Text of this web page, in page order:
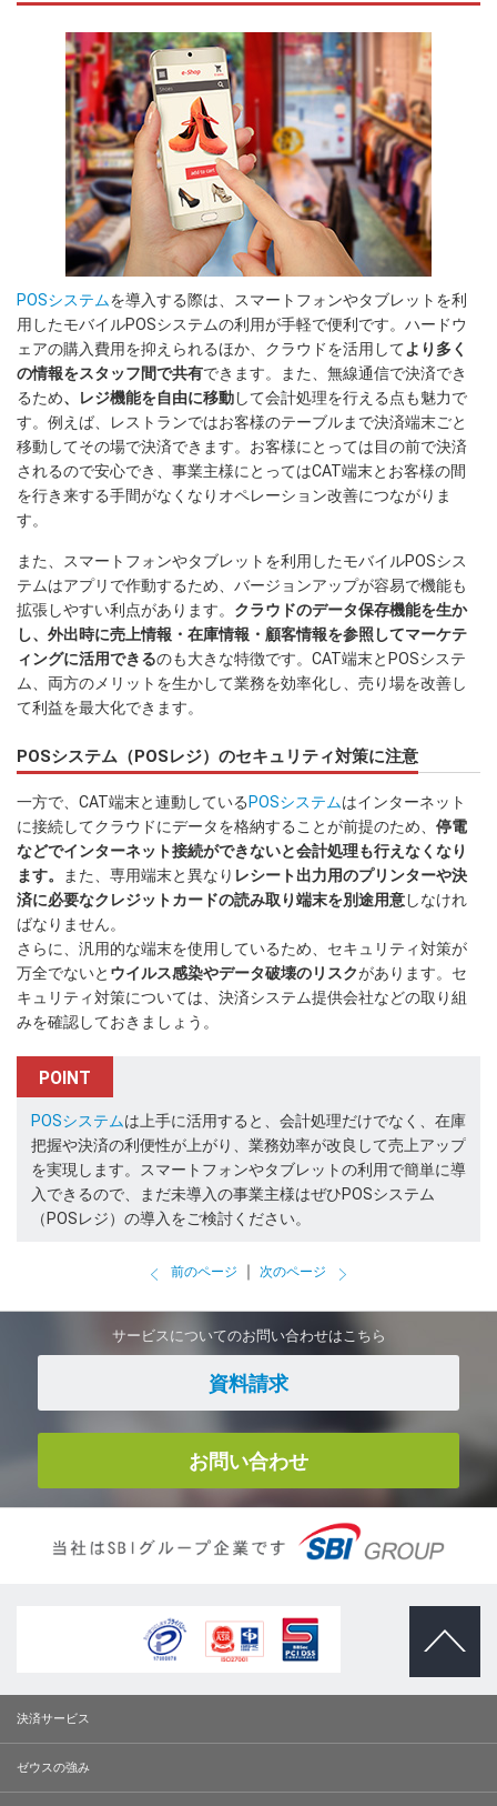
POSシステムを導入する際は、スマートフォンやタブレットを利
用したモバイルPOSシステムの利用が手軽で便利です。ハードウ
ェアの購入費用を抑えられるほか、クラウドを活用してより多く
の情報をスタッフ間で共有できます。また、無線通信で決済でき
るため、レジ機能を自由に移動して会計処理を行える点も魅力で
す。例えば、レストランではお客様のテーブルまで決済端末ごと
移動してその場で決済できます。お客様にとっては目の前で決済
されるので安心でき、事業主様にとってはCAT端末とお客様の間
を行き来する手間がなくなりオペレーション改善につながりま
す。
また、スマートフォンやタブレットを利用したモバイルPOSシス
テムはアプリで作動するため、バージョンアップが容易で機能も
拡張しやすい利点があります。 クラウドのデータ保存機能を生か
し、外出時に売上情報・在庫情報・顧客情報を参照してマーケテ
ィングに活用できるのも大きな特徴です。CAT端末とPOSシステ
ム、両方のメリットを生かして業務を効率化し、売り場を改善し
て利益を最大化できます。
POSシステム（POSレジ）のセキュリティ対策に注意
一方で、CAT端末と連動している POSシステムはインターネット
に接続してクラウドにデータを格納することが前提のため、 停電
などでインターネット接続ができないと会計処理も行えなくなり
ます。
また、専用端末と異なり レシート出力用のプリンターや決
済に必要なクレジットカードの読み取り端末を別途用意しなけれ
ばなりません。
さらに、汎用的な端末を使用しているため、セキュリティ対策が
万全でないと ウイルス感染やデータ破壊のリスクがあります。セ
キュリティ対策については、決済システム提供会社などの取り組
みを確認しておきましょう。
POINT
POSシステムは上手に活用すると、会計処理だけでなく、在庫
把握や決済の利便性が上がり、業務効率が改良して売上アップ
を実現します。スマートフォンやタブレットの利用で簡単に導
入できるので、まだ未導入の事業主様はぜひPOSシステム
（POSレジ）の導入をご検討ください。
前のページ ｜ 次のページ
サービスについてのお問い合わせはこちら
資料請求
お問い合わせ
決済サービス
ゼウスの強み